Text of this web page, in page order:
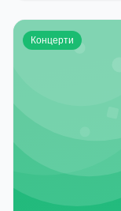
Концерти